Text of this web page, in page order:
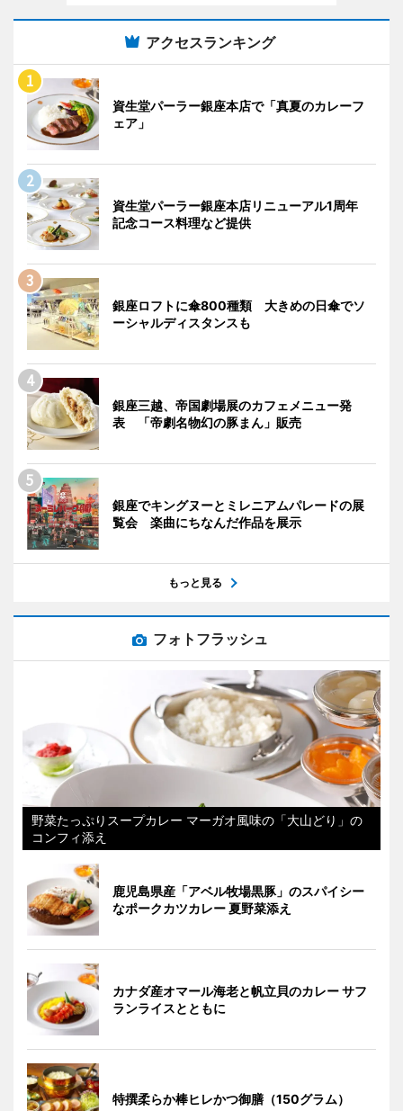
アクセスランキング
資生堂パーラー銀座本店で「真夏のカレーフ
ェア」
資生堂パーラー銀座本店リニューアル1周年
記念コース料理など提供
銀座ロフトに傘800種類 大きめの日傘でソ
ーシャルディスタンスも
銀座三越、帝国劇場展のカフェメニュー発
表 「帝劇名物幻の豚まん」販売
銀座でキングヌーとミレニアムパレードの展
覧会 楽曲にちなんだ作品を展示
もっと見る
フォトフラッシュ
野菜たっぷりスープカレー マーガオ風味の「大山どり」の
コンフィ添え
鹿児島県産「アベル牧場黒豚」のスパイシー
なポークカツカレー 夏野菜添え
カナダ産オマール海老と帆立貝のカレー サフ
ランライスとともに
特撰柔らか棒ヒレかつ御膳（150グラム）